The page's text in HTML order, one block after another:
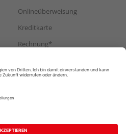
Onlineüberweisung
Kreditkarte
Rechnung*
Versand
Widerruf Datenschutz